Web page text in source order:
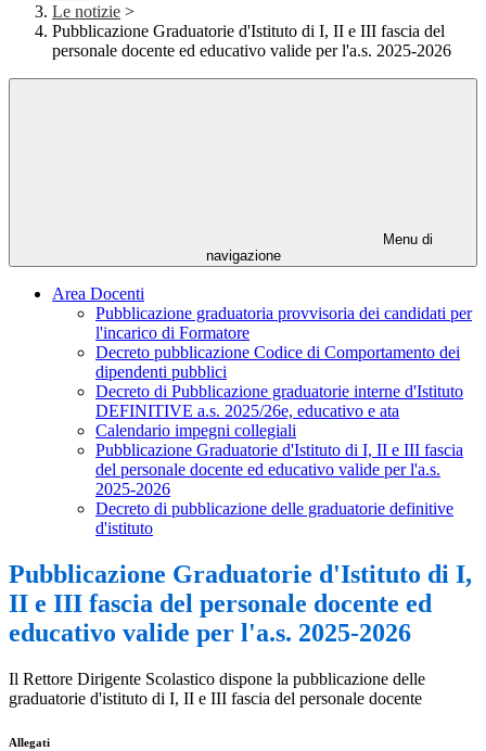
Le notizie >
Pubblicazione Graduatorie d'Istituto di I, II e III fascia del
personale docente ed educativo valide per l'a.s. 2025-2026
Menu di
navigazione
Area Docenti
Pubblicazione graduatoria provvisoria dei candidati per
l'incarico di Formatore
Decreto pubblicazione Codice di Comportamento dei
dipendenti pubblici
Decreto di Pubblicazione graduatorie interne d'Istituto
DEFINITIVE a.s. 2025/26e, educativo e ata
Calendario impegni collegiali
Pubblicazione Graduatorie d'Istituto di I, II e III fascia
del personale docente ed educativo valide per l'a.s.
2025-2026
Decreto di pubblicazione delle graduatorie definitive
d'istituto
Pubblicazione Graduatorie d'Istituto di I,
II e III fascia del personale docente ed
educativo valide per l'a.s. 2025-2026
Il Rettore Dirigente Scolastico dispone la pubblicazione delle
graduatorie d'istituto di I, II e III fascia del personale docente
Allegati